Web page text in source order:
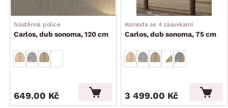
Nástěnná police
Carlos, dub sonoma, 120 cm
649.00 Kč
Komoda se 4 zásuvkami
Carlos, dub sonoma, 75 cm
3 499.00 Kč